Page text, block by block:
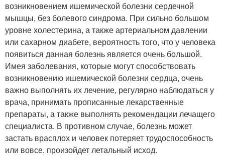
возникновением ишемической болезни сердечной
мышцы, без болевого синдрома. При сильно большом
уровне холестерина, а также артериальном давлении
или сахарном диабете, вероятность того, что у человека
появиться данная болезнь является очень большой.
Имея заболевания, которые могут способствовать
возникновению ишемической болезни сердца, очень
важно выполнять их лечение, регулярно наблюдаться у
врача, принимать прописанные лекарственные
препараты, а также выполнять рекомендации лечащего
специалиста. В противном случае, болезнь может
застать врасплох и человек потеряет трудоспособность
или вовсе, произойдет летальный исход.